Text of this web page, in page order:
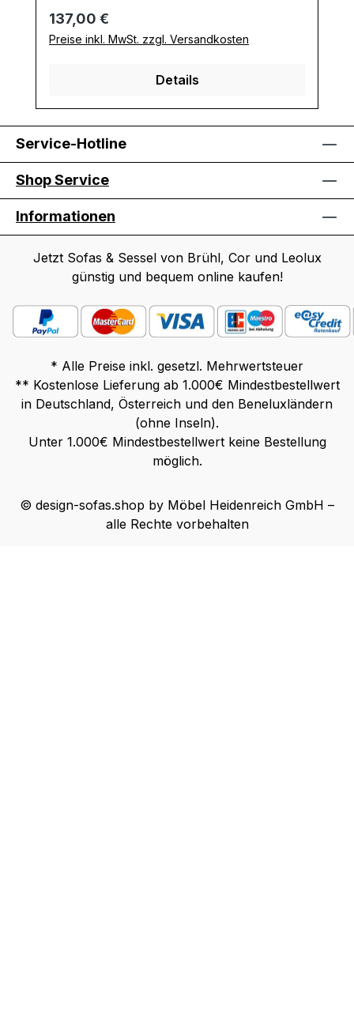
Regulärer Preis:
137,00 €
Preise inkl. MwSt. zzgl. Versandkosten
Details
Service-Hotline
Shop Service
Informationen
Jetzt Sofas & Sessel von Brühl, Cor und Leolux
günstig und bequem online kaufen!
* Alle Preise inkl. gesetzl. Mehrwertsteuer
** Kostenlose Lieferung ab 1.000€ Mindestbestellwert
in Deutschland, Österreich und den Beneluxländern
(ohne Inseln).
Unter 1.000€ Mindestbestellwert keine Bestellung
möglich.
© design-sofas.shop by Möbel Heidenreich GmbH –
alle Rechte vorbehalten